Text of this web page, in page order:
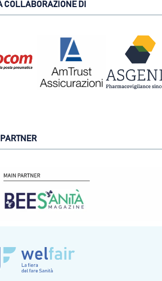
COLLABORAZIONE DI